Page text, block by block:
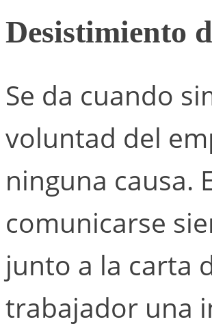
Desistimiento
Se da cuando
voluntad del
ninguna causa.
comunicarse
junto a la carta
trabajador una